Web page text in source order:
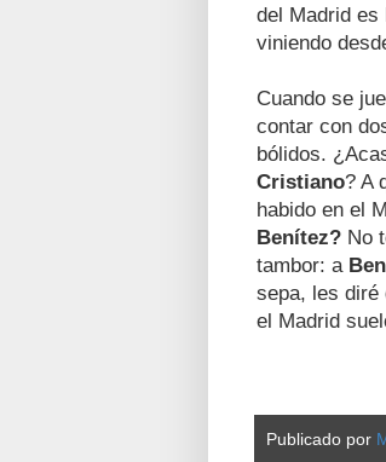
del Madrid es
viniendo
Cuando se
contar con
bólidos.
Cristiano? A
habido en el
Benítez? No
tambor: a
sepa, les diré
el Madrid
Publicado por